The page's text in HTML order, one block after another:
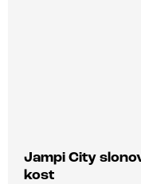
Jampi City
kost